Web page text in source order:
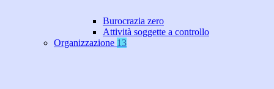
Burocrazia zero
Attività soggette a controllo
Organizzazione 13